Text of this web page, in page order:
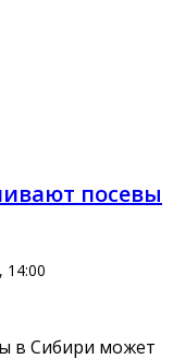
посевы
14:00
в Сибири может